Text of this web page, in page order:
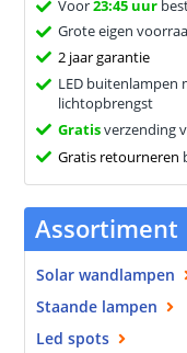
Voor23:45 uur
Grote eigen
2 jaar garantie
LED buitenlampen
lichtopbrengst
Gratisverzending
Gratis retourneren
Assortiment
Solar wandlampen
Staande lampen
Led spots